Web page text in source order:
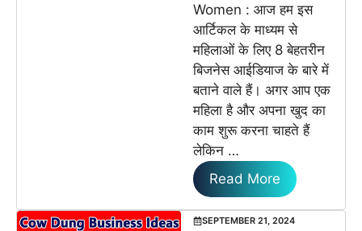
Women : आज हम इस
आर्टिकल के माध्यम से
महिलाओं के लिए 8 बेहतरीन
बिजनेस आईडियाज के बारे में
बताने वाले हैं। अगर आप एक
महिला है और अपना खुद का
काम शुरू करना चाहते हैं
लेकिन …
Read More
SEPTEMBER 21, 2024